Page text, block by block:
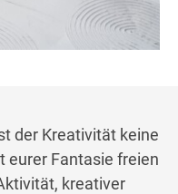
der Kreativität keine
eurer Fantasie freien
kreativer